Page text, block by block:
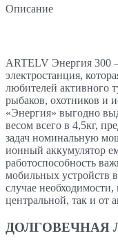
Описание
ARTELV Энергия 300
электростанция,
любителей активного
рыбаков, охотников и
«Энергия» выгодно
весом всего в 4,5кг,
задач номинальную
ионный аккумулятор
работоспособность
мобильных устройств
случае
центральной, так и от
ДОЛГОВЕЧНАЯ